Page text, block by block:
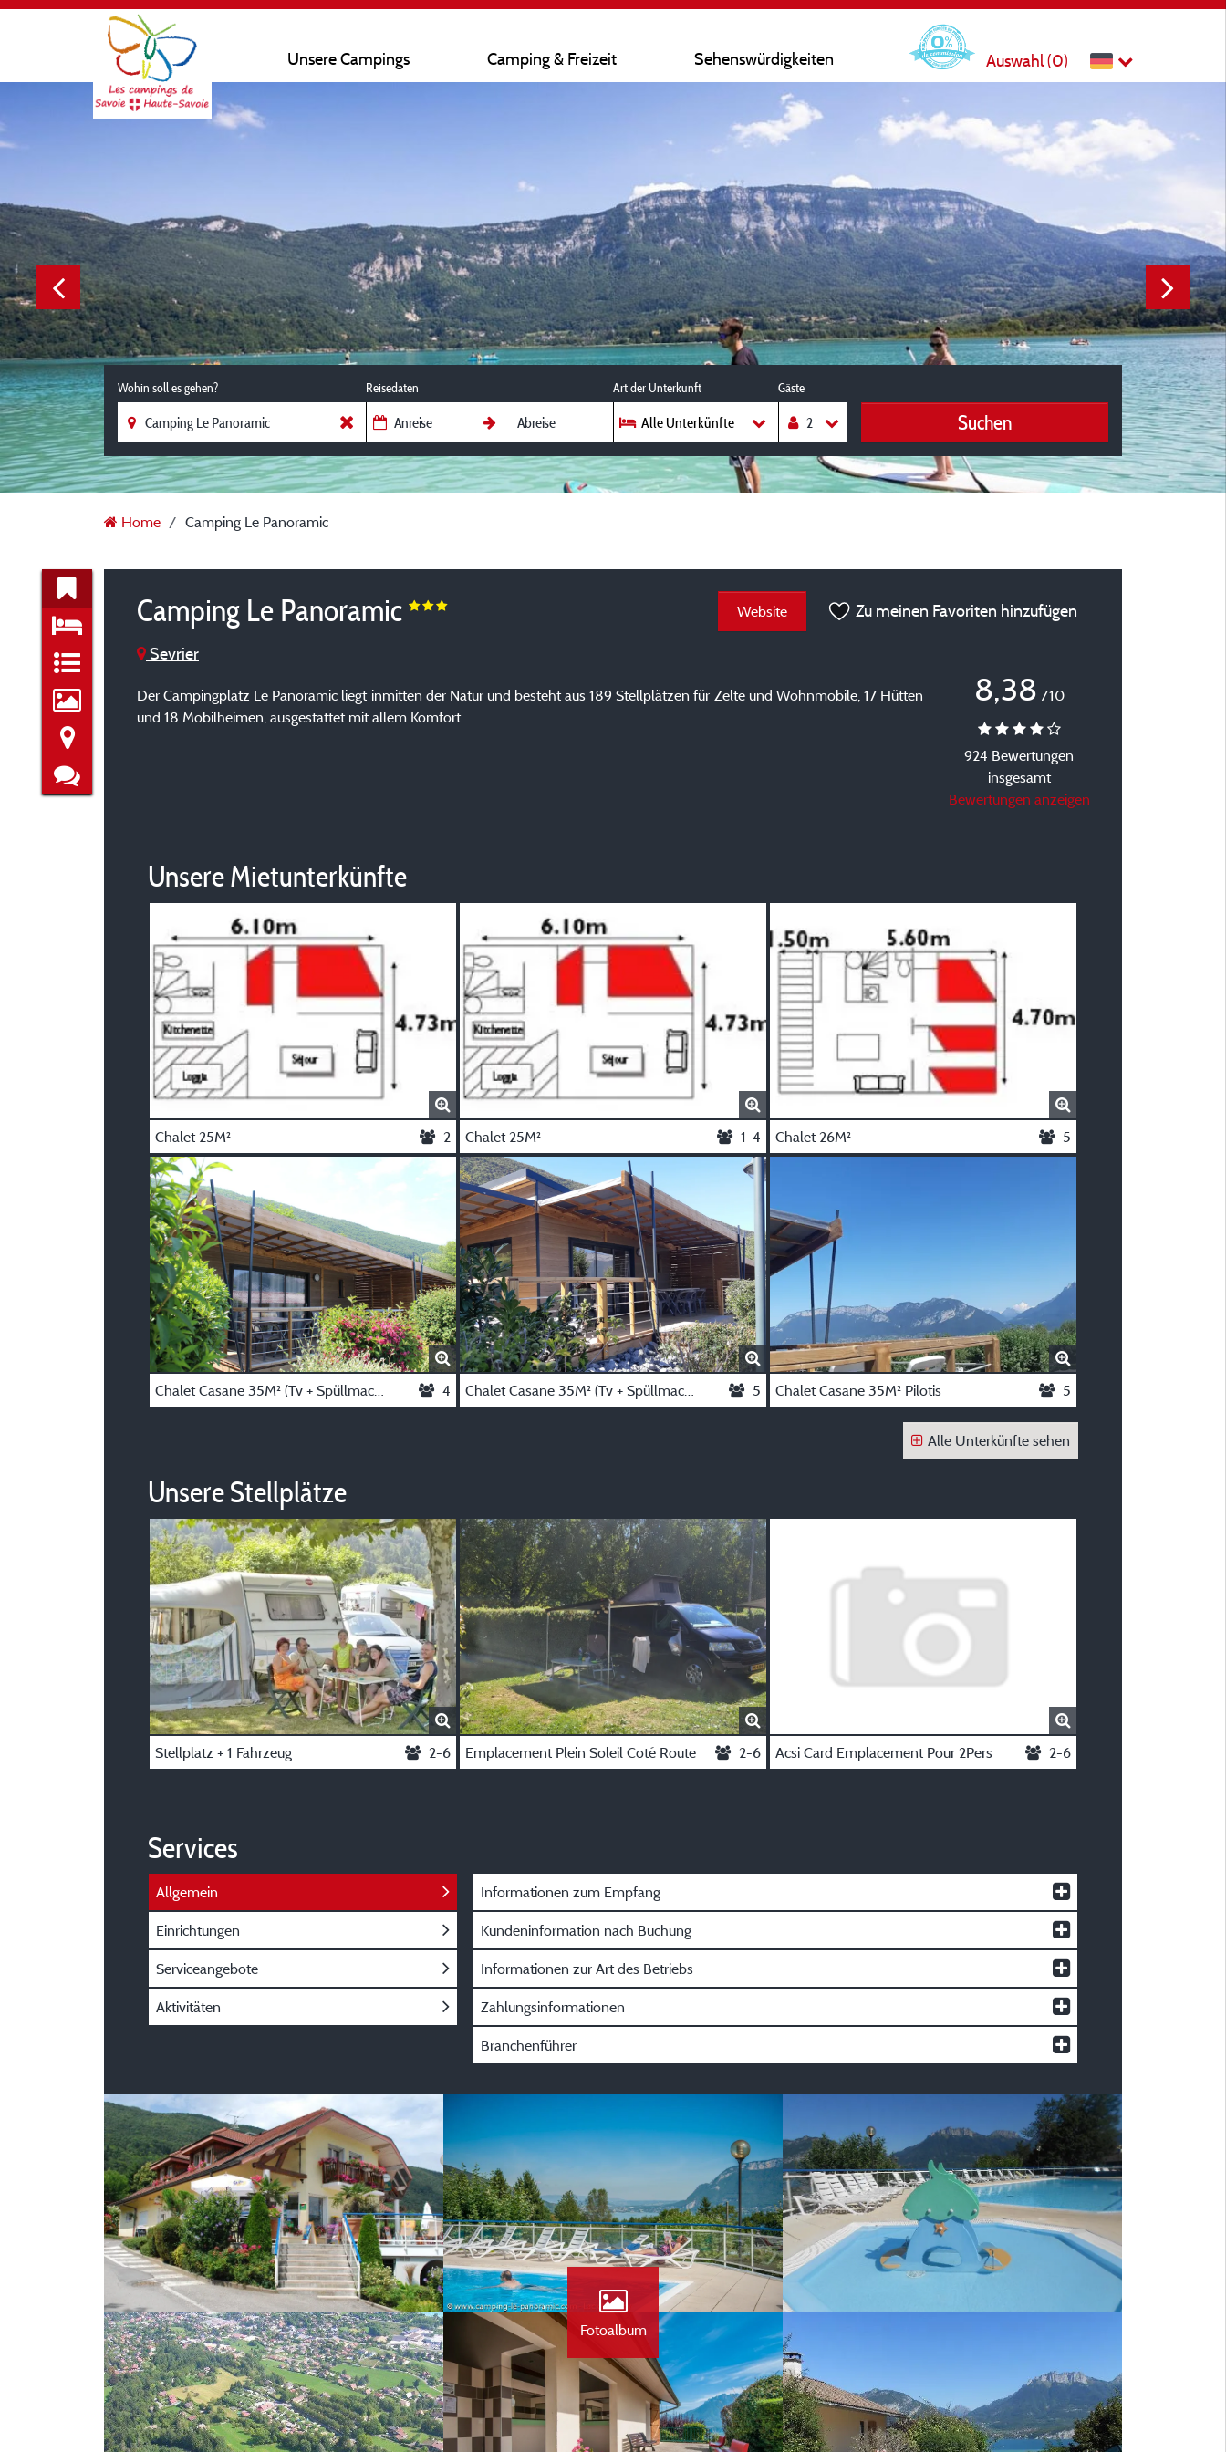
Unsere Campings Camping & Freizeit Sehenswürdigkeiten Auswahl (0)
Wohin soll es gehen? Reisedaten Art der Unterkunft
Alle Unterkünfte
Gäste
Suchen
Home Camping Le Panoramic
Camping Le Panoramic
Sevrier
Website Zu meinen Favoriten hinzufügen
Der Campingplatz Le Panoramic liegt inmitten der Natur und besteht aus 189 Stellplätzen für Zelte und Wohnmobile, 17 Hütten
und 18 Mobilheimen, ausgestattet mit allem Komfort.
8,38 /10
924 Bewertungen
insgesamt
Bewertungen anzeigen
Unsere Mietunterkünfte
Chalet 25M² 2 Chalet 25M² 1-4 Chalet 26M² 5
Chalet Casane 35M² (Tv + Spüllmachine) Überdachte Terrasse 15M² 4 Chalet Casane 35M² (Tv + Spüllmachine) Überdachte Terrasse 30M² 5 Chalet Casane 35M² Pilotis 5
Alle Unterkünfte sehen
Unsere Stellplätze
Stellplatz + 1 Fahrzeug 2-6 Emplacement Plein Soleil Coté Route 2-6 Acsi Card Emplacement Pour 2Pers 2-6
Services
Allgemein
Einrichtungen
Serviceangebote
Aktivitäten
Informationen zum Empfang
Kundeninformation nach Buchung
Informationen zur Art des Betriebs
Zahlungsinformationen
Branchenführer
Fotoalbum